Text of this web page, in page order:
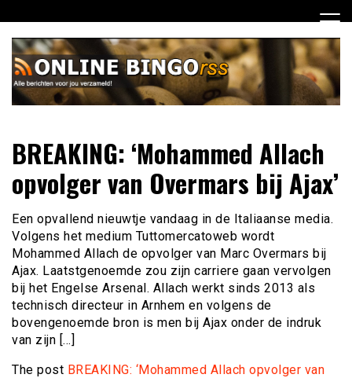
naar
inhoud
Online Bingo RSS
verzameld
BREAKING: ‘Mohammed Allach
opvolger van Overmars bij Ajax’
Een opvallend nieuwtje vandaag in de Italiaanse media.
Volgens het medium Tuttomercatoweb wordt
Mohammed Allach de opvolger van Marc Overmars bij
Ajax. Laatstgenoemde zou zijn carriere gaan vervolgen
bij het Engelse Arsenal. Allach werkt sinds 2013 als
technisch directeur in Arnhem en volgens de
bovengenoemde bron is men bij Ajax onder de indruk
van zijn […]
The post BREAKING: ‘Mohammed Allach opvolger van